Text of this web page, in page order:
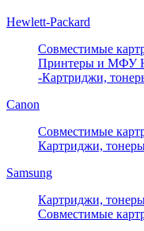
Hewlett-Packard
Совместимые
Принтеры и МФУ
-Картриджи,
Canon
Совместимые
Картриджи,
Samsung
Картриджи,
Совместимые